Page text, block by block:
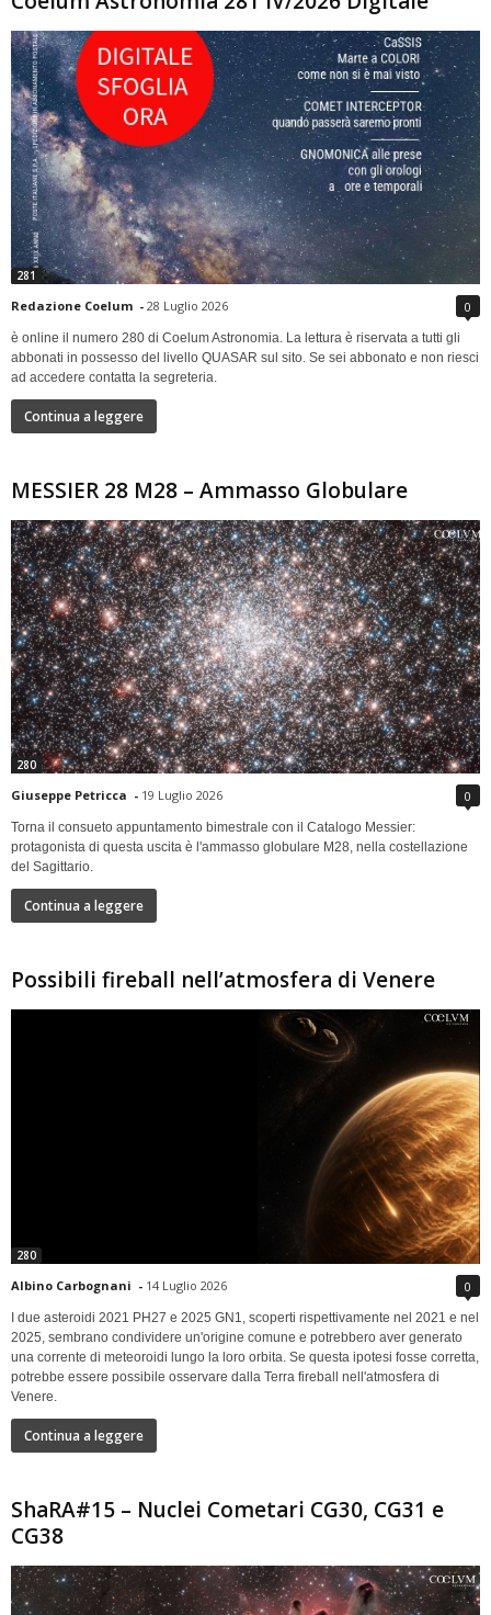
281
Redazione Coelum - 28 Luglio 2026 0
è online il numero 280 di Coelum Astronomia. La lettura è riservata a tutti gli
abbonati in possesso del livello QUASAR sul sito. Se sei abbonato e non riesci
ad accedere contatta la segreteria.
Continua a leggere
MESSIER 28 M28 – Ammasso Globulare
280
Giuseppe Petricca - 19 Luglio 2026 0
Torna il consueto appuntamento bimestrale con il Catalogo Messier:
protagonista di questa uscita è l'ammasso globulare M28, nella costellazione
del Sagittario.
Continua a leggere
Possibili fireball nell’atmosfera di Venere
280
Albino Carbognani - 14 Luglio 2026 0
I due asteroidi 2021 PH27 e 2025 GN1, scoperti rispettivamente nel 2021 e nel
2025, sembrano condividere un'origine comune e potrebbero aver generato
una corrente di meteoroidi lungo la loro orbita. Se questa ipotesi fosse corretta,
potrebbe essere possibile osservare dalla Terra fireball nell'atmosfera di
Venere.
Continua a leggere
ShaRA#15 – Nuclei Cometari CG30, CG31 e
CG38